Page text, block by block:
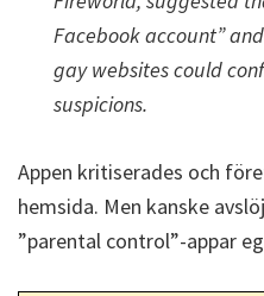
Facebook account”
gay websites could
suspicions.
Appen kritiserades och
hemsida. Men kanske
”parental control”-appar